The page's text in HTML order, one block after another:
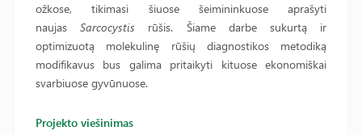
ožkose, tikimasi šiuose šeimininkuose aprašyti
naujasSarcocystis rūšis. Šiame darbe sukurtą ir
optimizuotą molekulinę rūšių diagnostikos metodiką
modifikavus bus galima pritaikyti kituose ekonomiškai
svarbiuose gyvūnuose.
Projekto viešinimas